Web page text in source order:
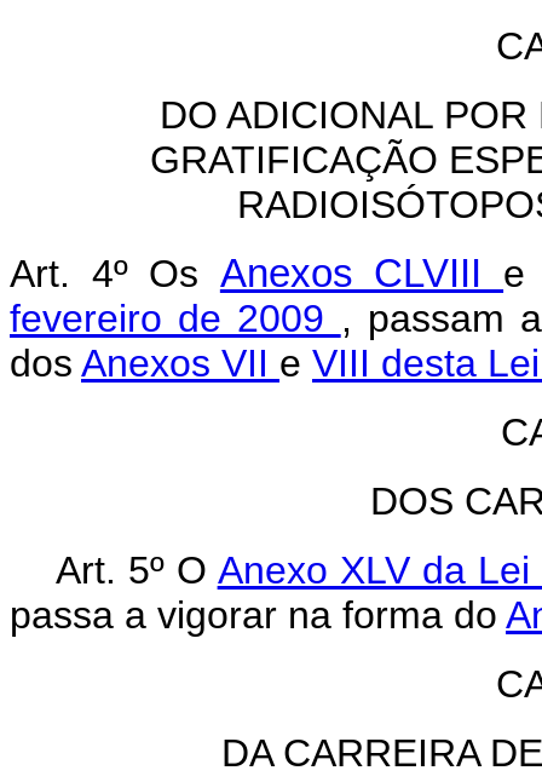
DO ADICIONAL
GRATIFICAÇÃO
Art. 4º Os Anexos CLVIII
fevereiro de 2009 , passam
dos Anexos VII e VIII desta
DOS
Art. 5º O Anexo XLV da
passa a vigorar na forma do
DA CARREIRA